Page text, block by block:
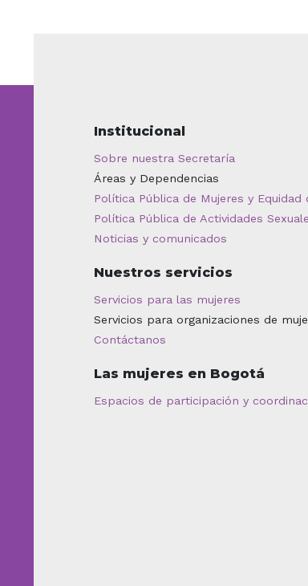
Institucional
Sobre nuestra Secretaría
Áreas y Dependencias
Política Pública de Mujeres y Equidad
Política Pública de Actividades
Noticias y comunicados
Nuestros servicios
Servicios para las mujeres
Servicios para organizaciones de
Contáctanos
Las mujeres en Bogotá
Espacios de participación y